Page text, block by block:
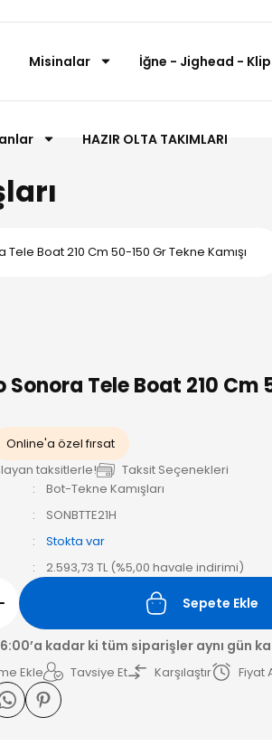
Misinalar İğne - Jighead -
HAZIR OLTA TAKIMLARI
Boat 210 Cm 50-150 Gr Tekne Kamışı
Sonora Tele Boat 210 Cm
Online'a özel fırsat
taksitlerle!
Taksit Seçenekleri
Bot-Tekne Kamışları
SONBTTE21H
Stokta var
2.593,73 TL (%5,00 havale indirimi)
Sepete Ekle
kadar ki tüm siparişler aynı gün
Tavsiye Et Karşılaştır Fiyat